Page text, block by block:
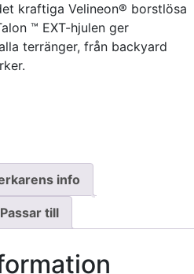
kraftiga Velineon® borstlösa
™ EXT-hjulen ger
terränger, från backyard
info
Passar till